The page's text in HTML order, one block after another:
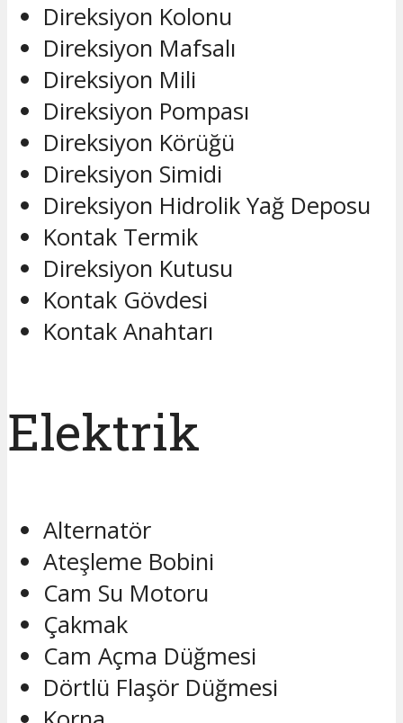
Direksiyon Kolonu
Direksiyon Mafsalı
Direksiyon Mili
Direksiyon Pompası
Direksiyon Körüğü
Direksiyon Simidi
Direksiyon Hidrolik Yağ Deposu
Kontak Termik
Direksiyon Kutusu
Kontak Gövdesi
Kontak Anahtarı
Elektrik
Alternatör
Ateşleme Bobini
Cam Su Motoru
Çakmak
Cam Açma Düğmesi
Dörtlü Flaşör Düğmesi